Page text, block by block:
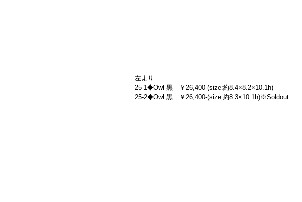
左より
25-1◆Owl 黒　￥26,400-(size:約8.4×8.2×10.1h)
25-2◆Owl 黒　￥26,400-(size:約8.3×10.1h)※Soldout